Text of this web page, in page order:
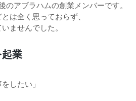
アブラハムの創業メンバーです。
は全く思っておらず、
ませんでした。
業
したい」